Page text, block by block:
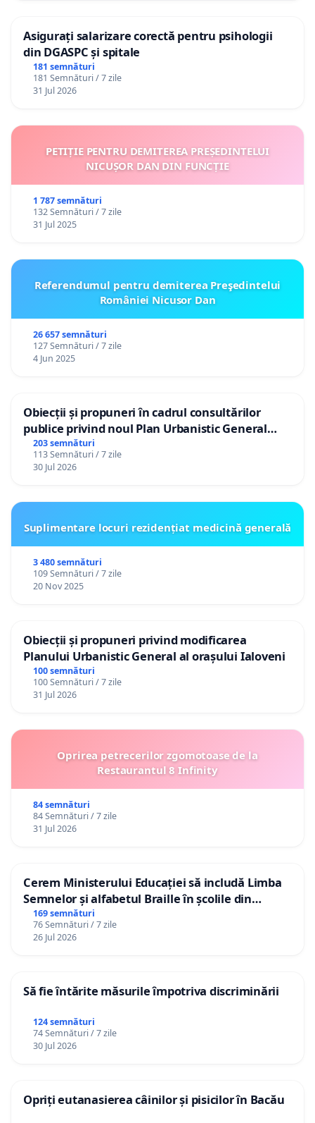
Asigurați salarizare corectă pentru psihologii
din DGASPC și spitale
181 semnături
181 Semnături / 7 zile
31 Jul 2026
PETIȚIE PENTRU DEMITEREA PREȘEDINTELUI
NICUȘOR DAN DIN FUNCȚIE
1 787 semnături
132 Semnături / 7 zile
31 Jul 2025
Referendumul pentru demiterea Preşedintelui
României Nicusor Dan
26 657 semnături
127 Semnături / 7 zile
4 Jun 2025
Obiecții și propuneri în cadrul consultărilor
publice privind noul Plan Urbanistic General
(PUG) Ialoveni
203 semnături
113 Semnături / 7 zile
30 Jul 2026
Suplimentare locuri rezidențiat medicină generală
3 480 semnături
109 Semnături / 7 zile
20 Nov 2025
Obiecții și propuneri privind modificarea
Planului Urbanistic General al orașului Ialoveni
100 semnături
100 Semnături / 7 zile
31 Jul 2026
Oprirea petrecerilor zgomotoase de la
Restaurantul 8 Infinity
84 semnături
84 Semnături / 7 zile
31 Jul 2026
Cerem Ministerului Educației să includă Limba
Semnelor și alfabetul Braille în școlile din
Republica Moldova!
169 semnături
76 Semnături / 7 zile
26 Jul 2026
Să fie întărite măsurile împotriva discriminării
124 semnături
74 Semnături / 7 zile
30 Jul 2026
Opriți eutanasierea câinilor și pisicilor în Bacău